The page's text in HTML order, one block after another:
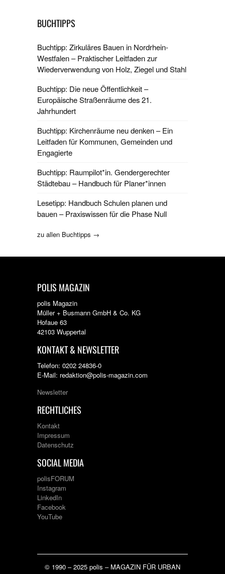
BUCHTIPPS
Buchtipp: Zirkuläres Bauen in Nordrhein-
Westfalen – Praktischer Leitfaden zur
Wiederverwendung von Holz, Ziegel und Stahl
Buchtipp: Die neue Öffentlichkeit –
Europäische Straßenräume des 21.
Jahrhundert
Buchtipp: Kirchenräume neu denken – Ein
Leitfaden für Kommunen, Gemeinden und
Engagierte
Buchtipp: Raumpilot*in. Gendergerechter
Städtebau – Handbuch für Planer*innen
Lesetipp: Handbuch Schulen planen und
bauen – Praxiswissen für die Phase Null
zu allen Buchtipps →
POLIS MAGAZIN
polis Magazin
Müller + Busmann GmbH & Co. KG
Hofaue 63
42103 Wuppertal
KONTAKT & NEWSLETTER
Telefon: 0202 24836-0
E-Mail: redaktion@polis-magazin.com
Newsletter
RECHTLICHES
Kontakt
Impressum
Datenschutz
SOCIAL MEDIA
polisFORUM
Instagram
LinkedIn
Facebook
YouTube
© 1990 – 2025 polis – MAGAZIN FÜR URBAN